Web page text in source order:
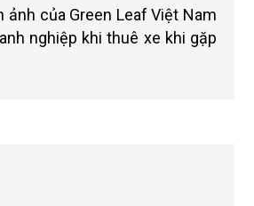
ảnh của Green Leaf Việt Nam
nghiệp khi thuê xe khi gặp